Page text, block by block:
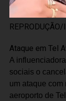
Ataque em Tel
A
sociais o
um ataque com
aeroporto de